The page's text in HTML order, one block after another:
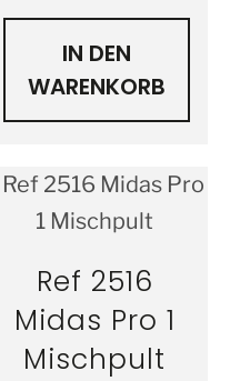
IN DEN
WARENKORB
Ref 2516
Midas Pro 1
Mischpult